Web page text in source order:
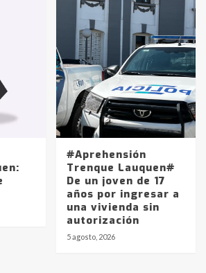
#Aprehensión
Trenque Lauquen#
De un joven de 17
años por ingresar a
una vivienda sin
autorización
5 agosto, 2026
en Ruta 5: falleció un
de Trenque Lauquen
de los combustibles en
desde YPF hasta Axion
857 a 1338 pesos
de Cereales de Bahía
anticipa que Agosto vendrá
lluvias y heladas, en gran parte